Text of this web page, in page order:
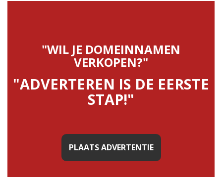
"WIL JE DOMEINNAMEN
VERKOPEN?"
"ADVERTEREN IS DE EERSTE
STAP!"
PLAATS ADVERTENTIE